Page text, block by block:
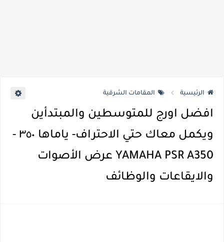
الرئيسية المقامات الشرقية
افضل اورج للمتوسطين والمبتدأين
ويكمل معاك حتي الاحتراف- ياماها ٣٥٠ -
YAMAHA PSR A350 عرض الأصوات
والايقاعات والوظائف